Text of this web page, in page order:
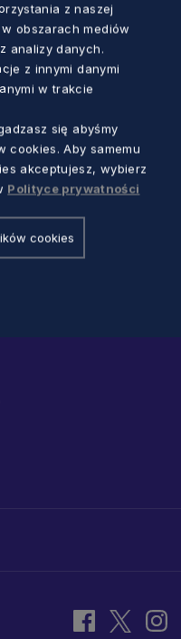
4 lata temu
z naszej
obszarach mediów
analizy danych.
z innymi danymi
w trakcie
się abyśmy
cookies. Aby samemu
akceptujesz, wybierz
Polityce prywatności
cookies